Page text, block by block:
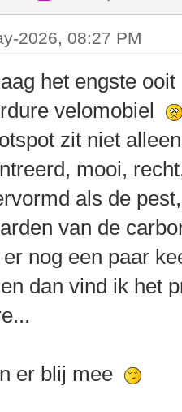
2026, 08:27 PM
het engste
velomobiel
zit niet
mooi,
als de
van de
nog een paar
dan vind ik het
er blij mee